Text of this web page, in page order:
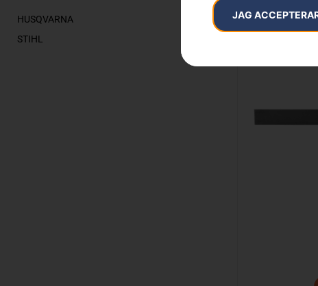
JAG
HUSQVARNA
STIHL